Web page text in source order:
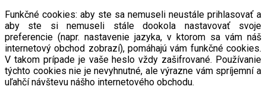
Funkčné cookies: aby ste sa nemuseli neustále prihlasovať a
aby ste si nemuseli stále dookola nastavovať svoje
preferencie (napr. nastavenie jazyka, v ktorom sa vám náš
internetový obchod zobrazí), pomáhajú vám funkčné cookies.
V takom prípade je vaše heslo vždy zašifrované. Používanie
týchto cookies nie je nevyhnutné, ale výrazne vám spríjemní a
uľahčí návštevu nášho internetového obchodu.